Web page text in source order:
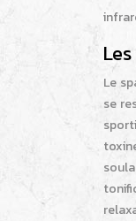
Le
se